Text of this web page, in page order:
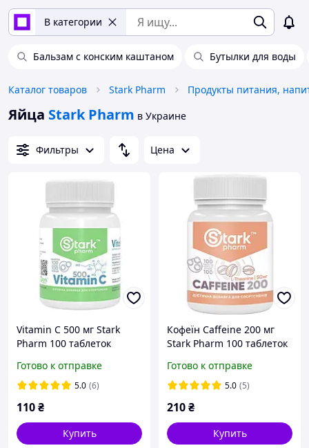
В категории
Бальзам с конским каштаном Бутылки для воды
Каталог товаров Stark Pharm Продукты питания,
Яйца Stark Pharm в Украине
Фильтры Цена
Vitamin C 500 мг Stark
Pharm 100 таблеток
Готово к отправке
5.0 (6)
110₴
Купить
Кофеїн Caffeine 200 мг
Stark Pharm 100 таблеток
Готово к отправке
5.0 (5)
210₴
Купить